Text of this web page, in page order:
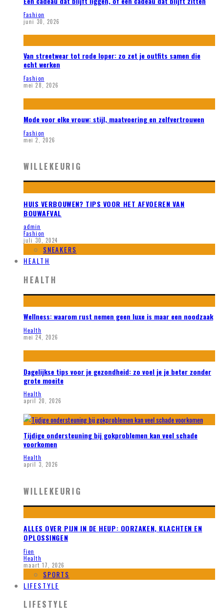
Fashion
juni 30, 2026
Van streetwear tot rode loper: zo zet je outfits samen die
echt werken
Fashion
mei 28, 2026
Mode voor elke vrouw: stijl, maatvoering en zelfvertrouwen
Fashion
mei 2, 2026
WILLEKEURIG
HUIS VERBOUWEN? TIPS VOOR HET AFVOEREN VAN
BOUWAFVAL
admin
Fashion
juli 30, 2024
SNEAKERS
HEALTH
HEALTH
Wellness: waarom rust nemen geen luxe is maar een noodzaak
Health
mei 24, 2026
Dagelijkse tips voor je gezondheid: zo voel je je beter zonder
grote moeite
Health
april 20, 2026
Tijdige ondersteuning bij gokproblemen kan veel schade
voorkomen
Health
april 3, 2026
WILLEKEURIG
ALLES OVER PIJN IN DE HEUP: OORZAKEN, KLACHTEN EN
OPLOSSINGEN
Fien
Health
maart 17, 2026
SPORTS
LIFESTYLE
LIFESTYLE